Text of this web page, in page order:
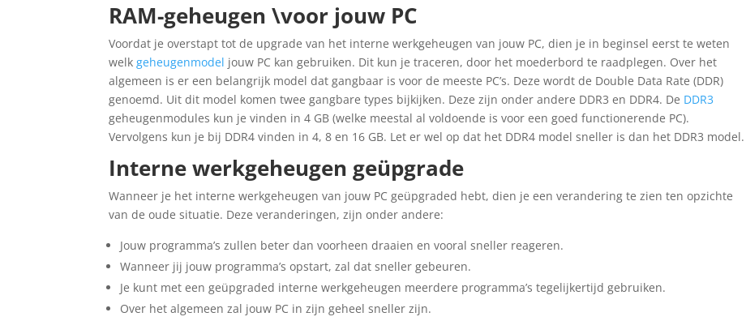
RAM-geheugen \voor jouw PC
Voordat je overstapt tot de upgrade van het interne werkgeheugen van jouw PC, dien je in beginsel eerst te weten
welkgeheugenmodel jouw PC kan gebruiken. Dit kun je traceren, door het moederbord te raadplegen. Over het
algemeen is er een belangrijk model dat gangbaar is voor de meeste PC’s. Deze wordt de Double Data Rate (DDR)
genoemd. Uit dit model komen twee gangbare types bijkijken. Deze zijn onder andere DDR3 en DDR4. De DDR3
geheugenmodules kun je vinden in 4 GB (welke meestal al voldoende is voor een goed functionerende PC).
Vervolgens kun je bij DDR4 vinden in 4, 8 en 16 GB. Let er wel op dat het DDR4 model sneller is dan het DDR3 model.
Interne werkgeheugen geüpgrade
Wanneer je het interne werkgeheugen van jouw PC geüpgraded hebt, dien je een verandering te zien ten opzichte
van de oude situatie. Deze veranderingen, zijn onder andere:
Jouw programma’s zullen beter dan voorheen draaien en vooral sneller reageren.
Wanneer jij jouw programma’s opstart, zal dat sneller gebeuren.
Je kunt met een geüpgraded interne werkgeheugen meerdere programma’s tegelijkertijd gebruiken.
Over het algemeen zal jouw PC in zijn geheel sneller zijn.